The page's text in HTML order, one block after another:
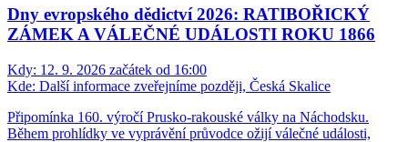
Dny evropského dědictví 2026: RATIBOŘICKÝ
ZÁMEK A VÁLEČNÉ UDÁLOSTI ROKU 1866
Kdy: 12. 9. 2026 začátek od 16:00
Kde: Další informace zveřejníme později, Česká Skalice
Připomínka 160. výročí Prusko-rakouské války na Náchodsku.
Během prohlídky ve vyprávění průvodce ožijí válečné události,